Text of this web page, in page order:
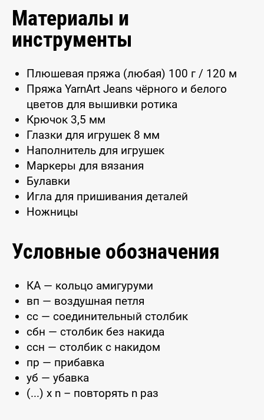
Материалы и
инструменты
Плюшевая пряжа (любая) 100 г / 120 м
Пряжа YarnArt Jeans чёрного и белого
цветов для вышивки ротика
Крючок 3,5 мм
Глазки для игрушек 8 мм
Наполнитель для игрушек
Маркеры для вязания
Булавки
Игла для пришивания деталей
Ножницы
Условные обозначения
КА — кольцо амигуруми
вп — воздушная петля
сс — соединительный столбик
сбн — столбик без накида
ссн — столбик с накидом
пр — прибавка
уб — убавка
(...) x n – повторять n раз